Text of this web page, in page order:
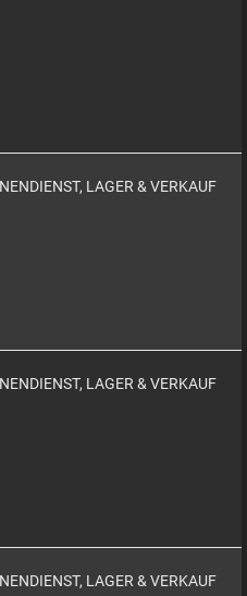
LAGER & VERKAUF
LAGER & VERKAUF
LAGER & VERKAUF